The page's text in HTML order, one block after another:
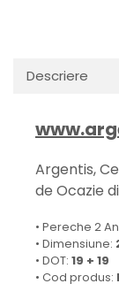
Descriere
Argentis,
de Ocazie
• Pereche 2
• Dimensiune:
• DOT: 19 + 19
• Cod produs: